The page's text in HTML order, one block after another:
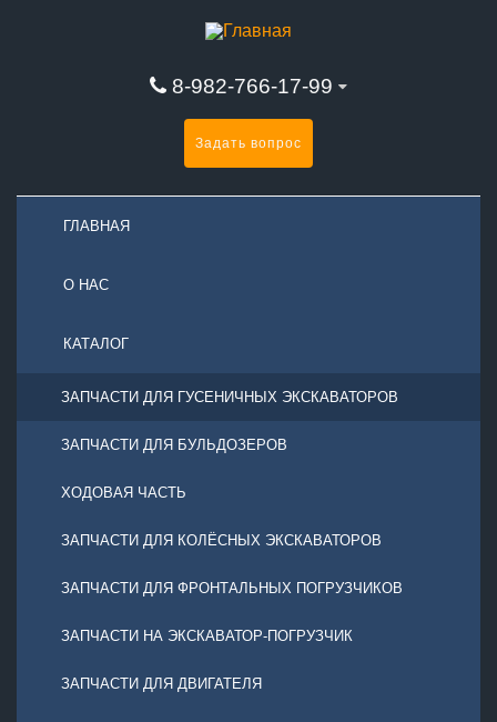
8-982-766-17-99
Задать вопрос
ГЛАВНАЯ
О НАС
КАТАЛОГ
ЗАПЧАСТИ ДЛЯ ГУСЕНИЧНЫХ ЭКСКАВАТОРОВ
ЗАПЧАСТИ ДЛЯ БУЛЬДОЗЕРОВ
ХОДОВАЯ ЧАСТЬ
ЗАПЧАСТИ ДЛЯ КОЛЁСНЫХ ЭКСКАВАТОРОВ
ЗАПЧАСТИ ДЛЯ ФРОНТАЛЬНЫХ ПОГРУЗЧИКОВ
ЗАПЧАСТИ НА ЭКСКАВАТОР-ПОГРУЗЧИК
ЗАПЧАСТИ ДЛЯ ДВИГАТЕЛЯ